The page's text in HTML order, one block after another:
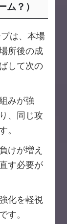
？）
は、本場
所後の成
して次の
みが強
、同じ攻
。
けが増え
す必要が
化を軽視
す。